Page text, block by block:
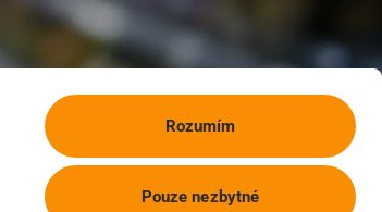
Rozumím
Pouze nezbytné